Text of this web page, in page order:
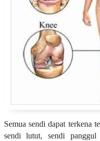
Semua sendi dapat terkena
sendi lutut, sendi